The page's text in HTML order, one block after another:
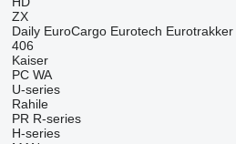
ZX
Daily EuroCargo Eurotech Eurotrakker
406
Kaiser
PC WA
U-series
Rahile
PR R-series
H-series